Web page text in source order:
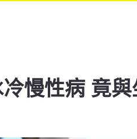
慢性病 竟